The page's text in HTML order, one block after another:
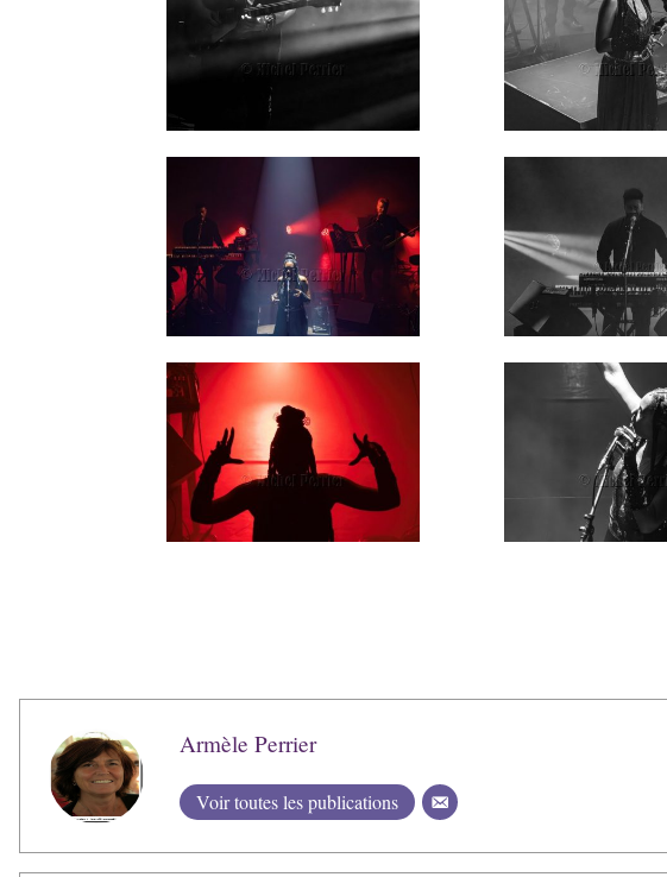
Armèle Perrier
Voir toutes les publications